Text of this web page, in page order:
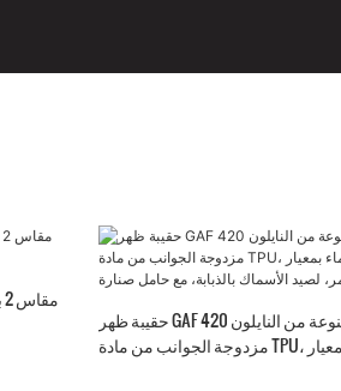
حقيبة ظهر GAF سعة 16 لترًا مصنوعة من النايلون 420D،
مزدوجة الجوانب من مادة TPU، مقاومة للماء بمعيار